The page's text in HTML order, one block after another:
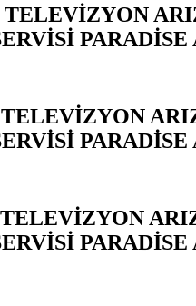
TELEVİZYON
PARADİSE
PARADİSE
TELEVİZYON
PARADİSE